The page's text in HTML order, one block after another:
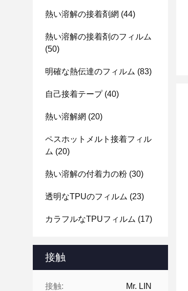
熱い溶解の接着剤網 (44)
熱い溶解の接着剤のフィルム
(50)
明確な熱伝達のフィルム (83)
自己接着テープ(40)
熱い溶解網 (20)
ペスホットメルト接着フィル
ム (20)
熱い溶解の付着力の粉 (30)
透明なTPUのフィルム (23)
カラフルなTPUフィルム (17)
接触
接触: Mr. LIN